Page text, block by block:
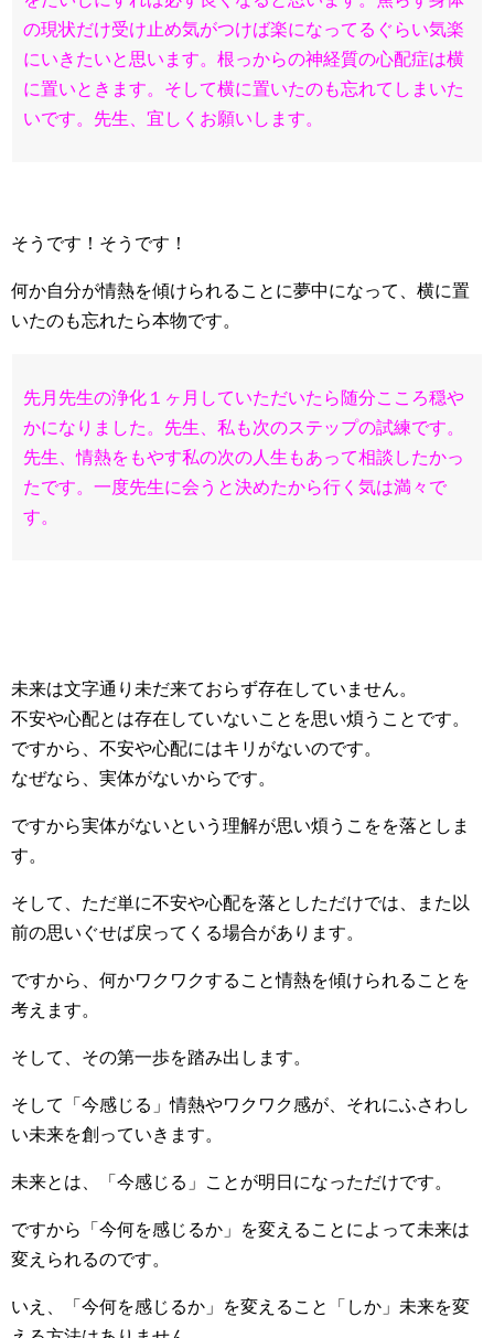
の現状だけ受け止め気がつけば楽になってるぐらい気楽
にいきたいと思います。根っからの神経質の心配症は横
に置いときます。そして横に置いたのも忘れてしまいた
いです。先生、宜しくお願いします。
そうです！そうです！
何か自分が情熱を傾けられることに夢中になって、 横に置
いたのも忘れたら本物です。
先月先生の浄化１ヶ月していただいたら随分こころ穏や
かになりました。先生、私も次のステップの試練です。
先生、情熱をもやす私の次の人生もあって相談したかっ
たです。一度先生に会うと決めたから行く気は満々で
す。
未来は文字通り未だ来ておらず存在していません。
不安や心配とは存在していないことを思い煩うことです。
ですから、不安や心配にはキリがないのです。
なぜなら、実体がないからです。
ですから実体がないという理解が思い煩うこをを落としま
す。
そして、ただ単に不安や心配を落としただけでは、また以
前の思いぐせば戻ってくる場合があります。
ですから、何かワクワクすること情熱を傾けられることを
考えます。
そして、その第一歩を踏み出します。
そして「今感じる」情熱やワクワク感が、それにふさわし
い未来を創っていきます。
未来とは、「今感じる」ことが明日になっただけです。
ですから「今何を感じるか」を変えることによって未来は
変えられるのです。
いえ、「今何を感じるか」を変えること「しか」未来を変